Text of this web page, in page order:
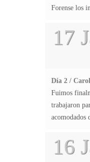
Forense los
17
Día 2 /
Fuimos
trabajaron
16